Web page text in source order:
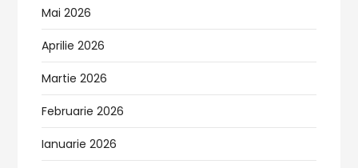
Mai 2026
Aprilie 2026
Martie 2026
Februarie 2026
Ianuarie 2026